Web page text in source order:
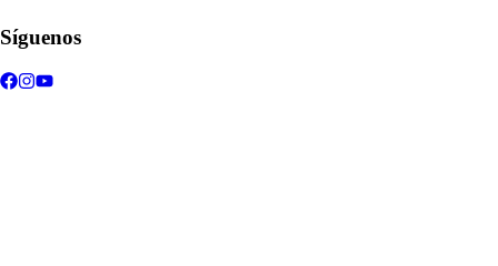
Síguenos